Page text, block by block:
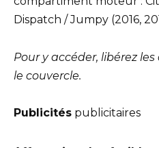
Pour y accéder, libérez
le couvercle.
Publicités publicitaires